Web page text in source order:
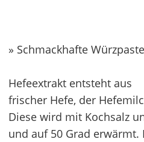
» Schmackhafte Würzpaste
Hefeextrakt entsteht aus
frischer Hefe, der
Diese wird mit Kochsalz
und auf 50 Grad